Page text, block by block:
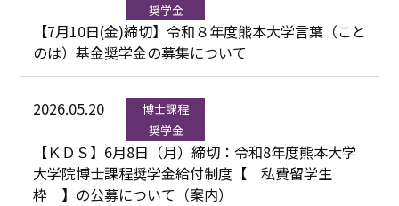
奨学金
【7月10日(金)締切】令和８年度熊本大学言葉（こと
のは）基金奨学金の募集について
2026.05.20
博士課程
奨学金
【ＫＤＳ】6月8日（月）締切：令和8年度熊本大学
大学院博士課程奨学金給付制度【 私費留学生
枠 】の公募について（案内）
教職員の方